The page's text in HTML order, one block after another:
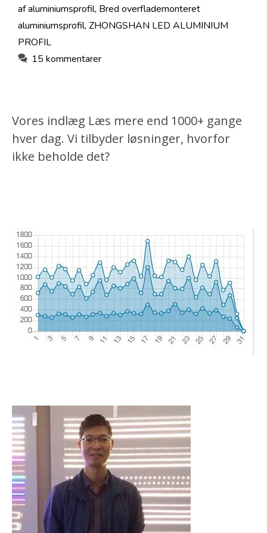
af aluminiumsprofil, Bred overflademonteret
aluminiumsprofil, ZHONGSHAN LED ALUMINIUM
PROFIL
15 kommentarer
Vores indlæg Læs mere end 1000+ gange
hver dag. Vi tilbyder løsninger, hvorfor
ikke beholde det?